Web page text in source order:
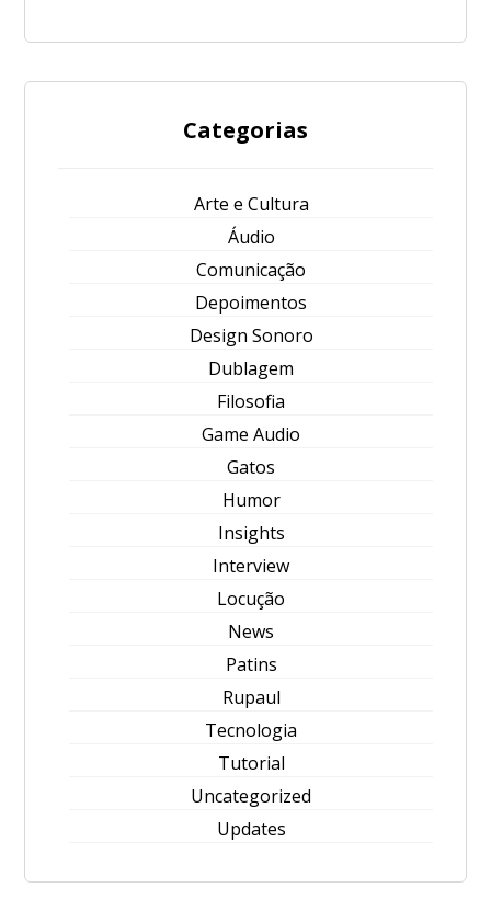
Categorias
Arte e Cultura
Áudio
Comunicação
Depoimentos
Design Sonoro
Dublagem
Filosofia
Game Audio
Gatos
Humor
Insights
Interview
Locução
News
Patins
Rupaul
Tecnologia
Tutorial
Uncategorized
Updates